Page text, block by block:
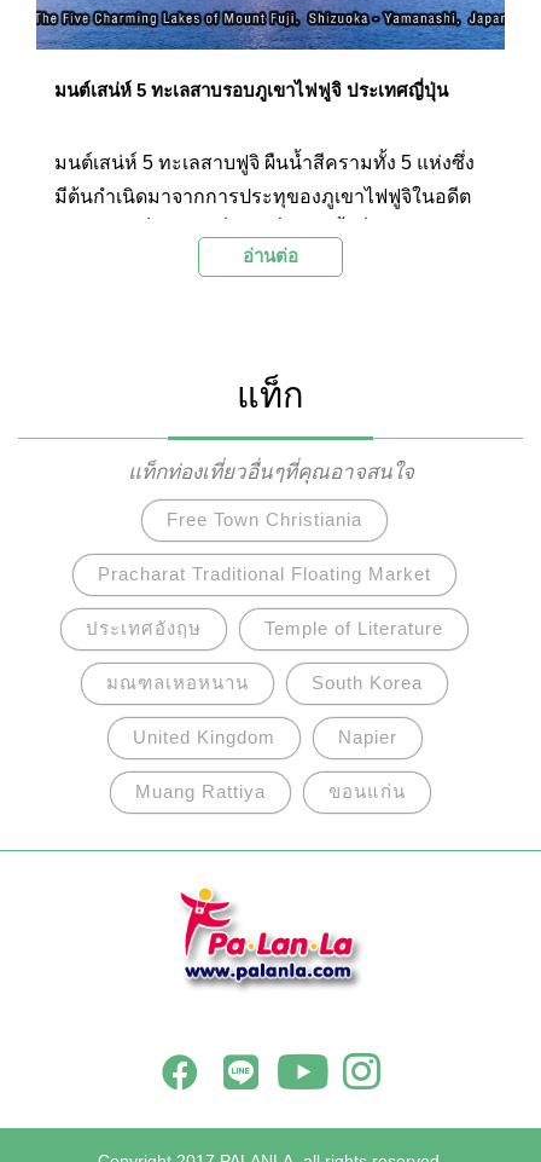
มนต์เสน่ห์ 5 ทะเลสาบรอบภูเขาไฟฟูจิ ประเทศญี่ปุ่น
มนต์เสน่ห์ 5 ทะเลสาบฟูจิ ผืนน้ำสีครามทั้ง 5 แห่งซึ่ง
มีต้นกำเนิดมาจากการประทุของภูเขาไฟฟูจิในอดีต
มานาชิ บริเวณตอนกลางของประเทศญี่ปุ่นในปัจจุบัน
ยังมีเอกลักษณ์ที่แตกต่างกันออกไป อาทิเช่นฝูงหงส์
ขาวที่พบได้เฉพาะที่ทะเลสาบยามานากาโกะ การทำ
กิจกรรมทางน้ำและธรรมชาติที่ทะเลสาบโชจิโกะ
หรือความสงบและธรรมชาติอันสมบูรณ์ที่ทะเลสาบ
ไซโกะ และจุดชมวิวภูเขาไฟฟูจิที่ปรากฏอยู่บนด้าน
หลังธนบัตร 1,000 เยนที่ทะเลสาบโมโตสุโกะ
อ่านต่อ
แท็ก
แท็กท่องเที่ยวอื่นๆที่คุณอาจสนใจ
Free Town Christiania
Pracharat Traditional Floating Market
ประเทศอังฤษ Temple of Literature
มณฑลเหอหนาน South Korea
United Kingdom Napier
Muang Rattiya ขอนแก่น